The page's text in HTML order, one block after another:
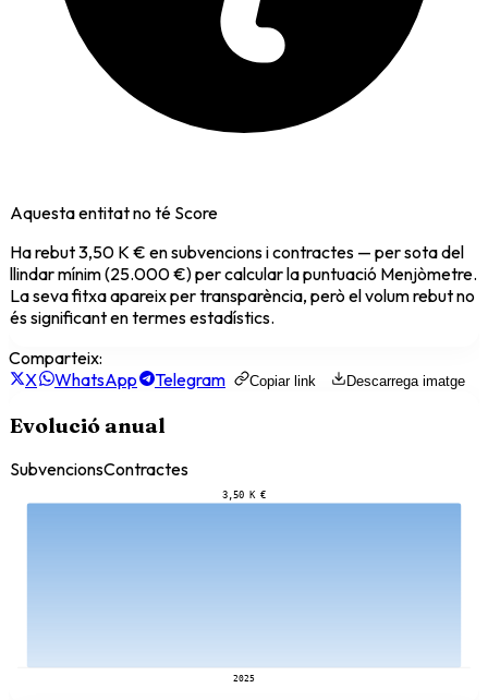
Aquesta entitat no té Score
Ha rebut3,50 K € en subvencions i contractes — per sota del
llindar mínim (25.000 €) per calcular la puntuació Menjòmetre.
La seva fitxa apareix per transparència, però el volum rebut no
és significant en termes estadístics.
Comparteix:
X
WhatsApp Telegram Copiar link Descarrega imatge
Evolució anual
SubvencionsContractes
3,50 K €
2025